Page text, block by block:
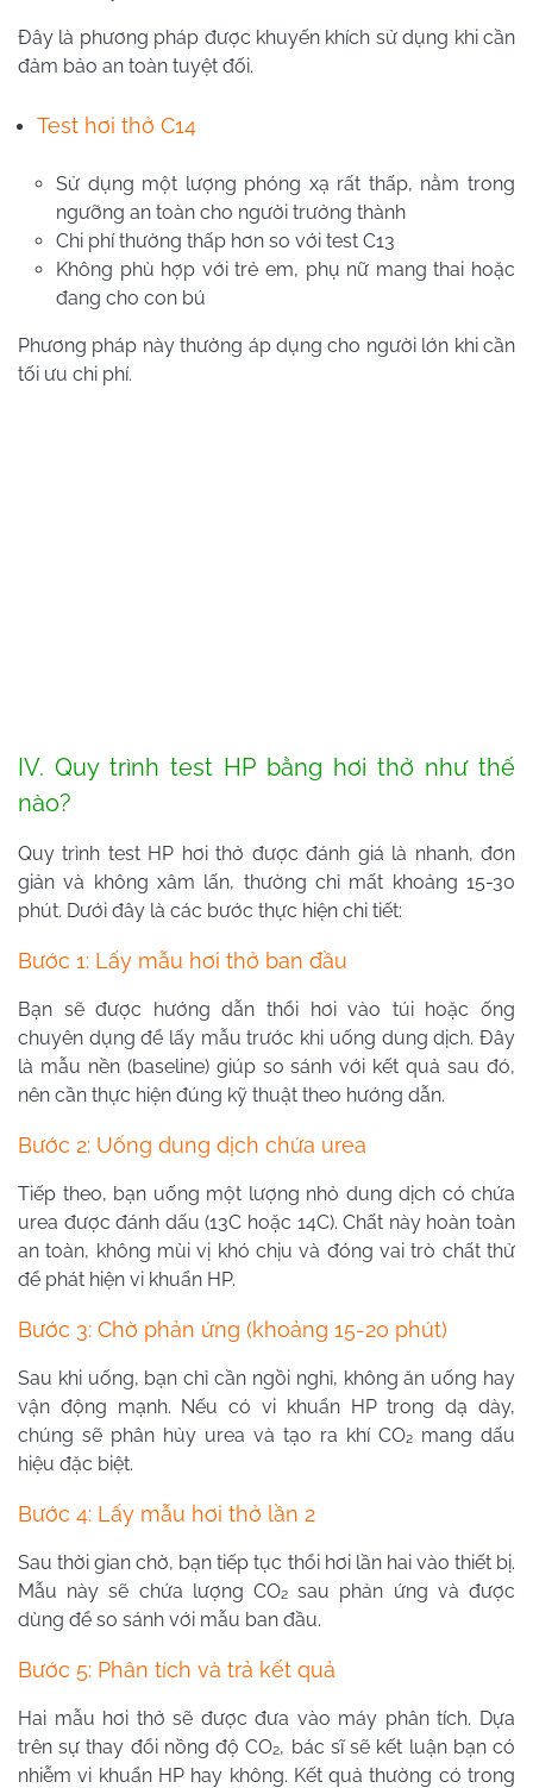
Đây là phương pháp được khuyến khích sử dụng khi cần
đảm bảo an toàn tuyệt đối.
Test hơi thở C14
Sử dụng một lượng phóng xạ rất thấp, nằm trong
ngưỡng an toàn cho người trưởng thành
Chi phí thường thấp hơn so với test C13
Không phù hợp với trẻ em, phụ nữ mang thai hoặc
đang cho con bú
Phương pháp này thường áp dụng cho người lớn khi cần
tối ưu chi phí.
IV. Quy trình test HP bằng hơi thở như thế
nào?
Quy trình test HP hơi thở được đánh giá là nhanh, đơn
giản và không xâm lấn, thường chỉ mất khoảng 15-30
phút. Dưới đây là các bước thực hiện chi tiết:
Bước 1: Lấy mẫu hơi thở ban đầu
Bạn sẽ được hướng dẫn thổi hơi vào túi hoặc ống
chuyên dụng để lấy mẫu trước khi uống dung dịch. Đây
là mẫu nền (baseline) giúp so sánh với kết quả sau đó,
nên cần thực hiện đúng kỹ thuật theo hướng dẫn.
Bước 2: Uống dung dịch chứa urea
Tiếp theo, bạn uống một lượng nhỏ dung dịch có chứa
urea được đánh dấu (13C hoặc 14C). Chất này hoàn toàn
an toàn, không mùi vị khó chịu và đóng vai trò chất thử
để phát hiện vi khuẩn HP.
Bước 3: Chờ phản ứng (khoảng 15-20 phút)
Sau khi uống, bạn chỉ cần ngồi nghỉ, không ăn uống hay
vận động mạnh. Nếu có vi khuẩn HP trong dạ dày,
chúng sẽ phân hủy urea và tạo ra khí CO₂ mang dấu
hiệu đặc biệt.
Bước 4: Lấy mẫu hơi thở lần 2
Sau thời gian chờ, bạn tiếp tục thổi hơi lần hai vào thiết bị.
Mẫu này sẽ chứa lượng CO₂ sau phản ứng và được
dùng để so sánh với mẫu ban đầu.
Bước 5: Phân tích và trả kết quả
Hai mẫu hơi thở sẽ được đưa vào máy phân tích. Dựa
trên sự thay đổi nồng độ CO₂, bác sĩ sẽ kết luận bạn có
nhiễm vi khuẩn HP hay không. Kết quả thường có trong